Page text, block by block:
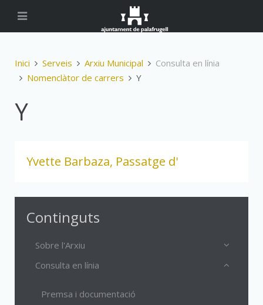
Inici Serveis Arxiu Municipal
Consulta en línia
Nomenclàtor de carrers
Y
Y
Yvette Barbaza, Passatge d'
Continguts
Sobre l'Arxiu
Consulta en línia
Premsa i documentació